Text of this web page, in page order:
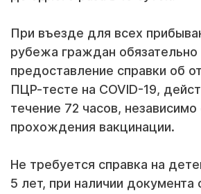
При въезде для всех
рубежа граждан обязательно
предоставление справки об
ПЦР-тесте на COVID-19,
течение 72 часов, независимо
прохождения вакцинации.
Не требуется справка на
5 лет, при наличии документа